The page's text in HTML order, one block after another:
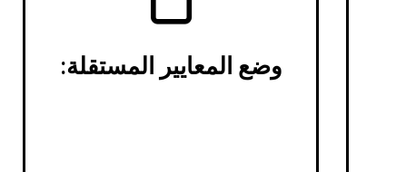
وضع المعايير المستقلة: